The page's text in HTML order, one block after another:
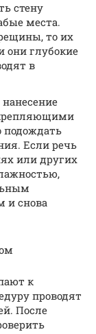
стену
места.
то их
они глубокие
в
подождать
Если речь
или других
и снова
к
проводят
После